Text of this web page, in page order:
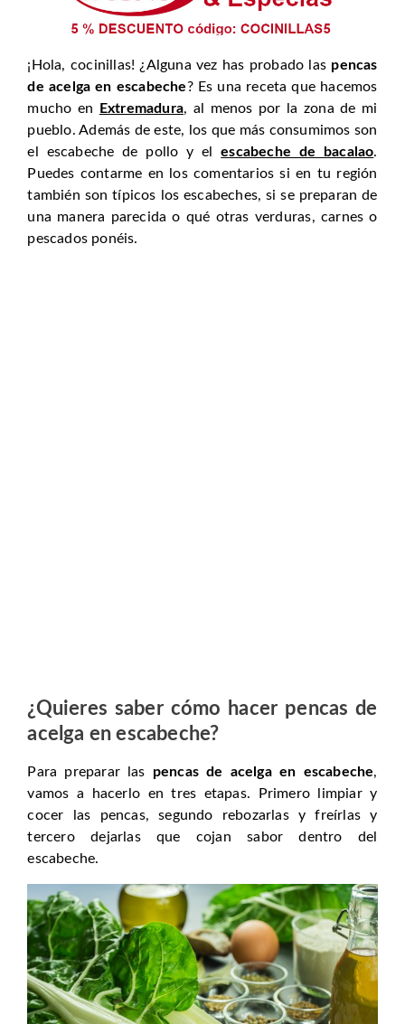
¡Hola, cocinillas! ¿Alguna vez has probado las pencas
de acelga en escabeche? Es una receta que hacemos
mucho en
Extremadura, al menos por la zona de mi
pueblo. Además de este, los que más consumimos son
el escabeche de pollo y elescabeche de bacalao.
Puedes contarme en los comentarios si en tu región
también son típicos los escabeches, si se preparan de
una manera parecida o qué otras verduras, carnes o
pescados ponéis.
¿Quieres saber cómo hacer pencas de
acelga en escabeche?
Para preparar las pencas de acelga en escabeche,
vamos a hacerlo en tres etapas. Primero limpiar y
cocer las pencas, segundo rebozarlas y freírlas y
tercero dejarlas que cojan sabor dentro del
escabeche.